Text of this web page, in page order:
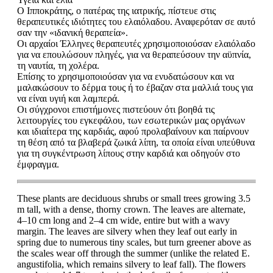
Ο Ιπποκράτης, ο πατέρας της ιατρικής, πίστευε στις
θεραπευτικές ιδιότητες του ελαιόλαδου. Αναφερόταν σε αυτό
σαν την «ιδανική θεραπεία».
Οι αρχαίοι Έλληνες θεραπευτές χρησιμοποιούσαν ελαιόλαδο
για να επουλώσουν πληγές, για να θεραπεύσουν την αϋπνία,
τη ναυτία, τη χολέρα.
Επίσης το χρησιμοποιούσαν για να ενυδατώσουν και να
μαλακώσουν το δέρμα τους ή το έβαζαν στα μαλλιά τους για
να είναι υγιή και λαμπερά.
Οι σύγχρονοι επιστήμονες πιστεύουν ότι βοηθά τις
λειτουργίες του εγκεφάλου, των εσωτερικών μας οργάνων
και ιδιαίτερα της καρδιάς, αφού προλαβαίνουν και παίρνουν
τη θέση από τα βλαβερά ζωικά λίπη, τα οποία είναι υπεύθυνα
για τη συγκέντρωση λίπους στην καρδιά και οδηγούν στο
έμφραγμα.
These plants are deciduous shrubs or small trees growing 3.5
m tall, with a dense, thorny crown. The leaves are alternate,
4–10 cm long and 2–4 cm wide, entire but with a wavy
margin. The leaves are silvery when they leaf out early in
spring due to numerous tiny scales, but turn greener above as
the scales wear off through the summer (unlike the related E.
angustifolia, which remains silvery to leaf fall). The flowers